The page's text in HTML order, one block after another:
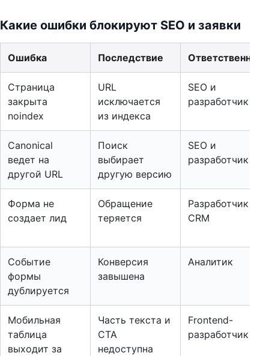
Какие ошибки блокируют SEO и заявки
Ошибка Последствие Ответственный
Страница
закрыта
noindex
URL
исключается
из индекса
SEO и
разработчик
Canonical
ведет на
другой URL
Поиск
выбирает
другую версию
SEO и
разработчик
Форма не
создает лид
Обращение
теряется
Разработчик и
CRM
Событие
формы
дублируется
Конверсия
завышена
Аналитик
Мобильная
таблица
выходит за
Часть текста и
CTA
недоступна
Frontend-
разработчик